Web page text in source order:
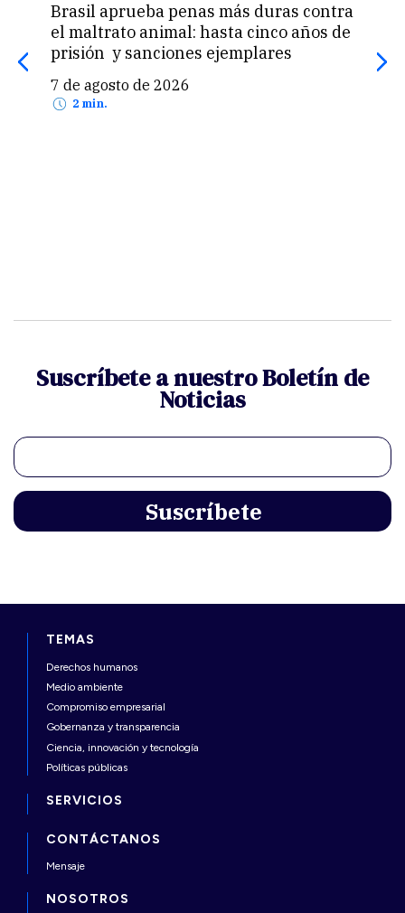
Brasil aprueba penas más duras contra
el maltrato animal: hasta cinco años de
prisión y sanciones ejemplares
7 de agosto de 2026
2 min.
Suscríbete a nuestro Boletín de
Noticias
TEMAS
Derechos humanos
Medio ambiente
Compromiso empresarial
Gobernanza y transparencia
Ciencia, innovación y tecnología
Políticas públicas
SERVICIOS
CONTÁCTANOS
Mensaje
NOSOTROS